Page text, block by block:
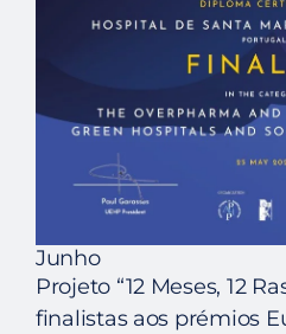
Junho
Projeto “12 Meses, 12
finalistas aos prémios